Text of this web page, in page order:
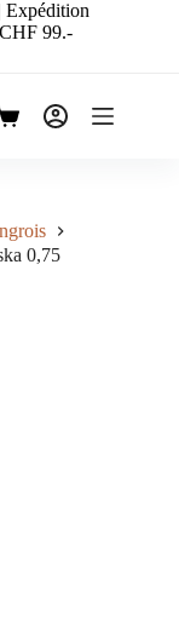
Expédition
99.-
Panier
0,75